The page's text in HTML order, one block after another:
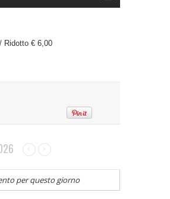
Ridotto € 6,00
per questo giorno